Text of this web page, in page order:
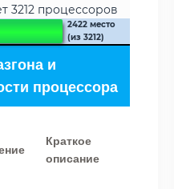
3212 процессоров
2422 место
(из 3212)
и
процессора
Краткое
описание